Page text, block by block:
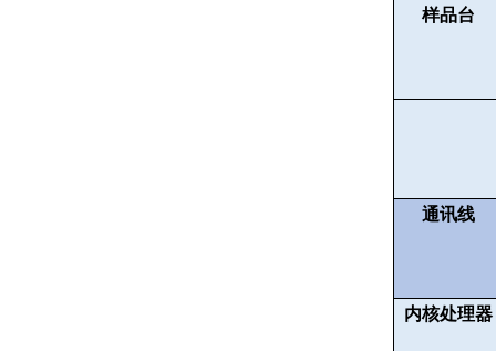
样品台
通讯线
内核处理器